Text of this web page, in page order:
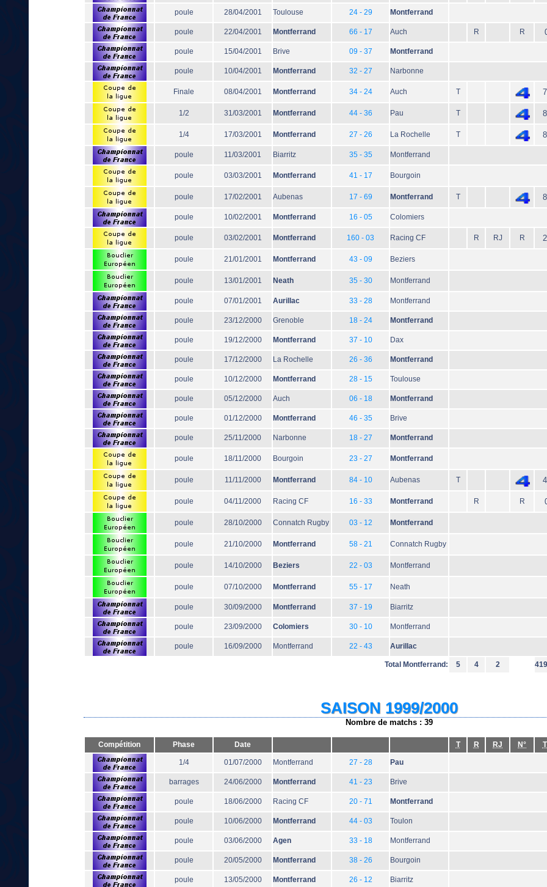
poule 28/04/2001 Toulouse 24 - 29 Montferrand
poule 22/04/2001 Montferrand 66 - 17 Auch R R
poule 15/04/2001 Brive 09 - 37 Montferrand
poule 10/04/2001 Montferrand 32 - 27 Narbonne
Finale 08/04/2001 Montferrand 34 - 24 Auch T
1/2 31/03/2001 Montferrand 44 - 36 Pau T
1/4 17/03/2001 Montferrand 27 - 26 La Rochelle T
poule 11/03/2001 Biarritz 35 - 35 Montferrand
poule 03/03/2001 Montferrand 41 - 17 Bourgoin
poule 17/02/2001 Aubenas 17 - 69 Montferrand T
poule 10/02/2001 Montferrand 16 - 05 Colomiers
poule 03/02/2001 Montferrand 160 - 03 Racing CF R RJ R
poule 21/01/2001 Montferrand 43 - 09 Beziers
poule 13/01/2001 Neath 35 - 30 Montferrand
poule 07/01/2001 Aurillac 33 - 28 Montferrand
poule 23/12/2000 Grenoble 18 - 24 Montferrand
poule 19/12/2000 Montferrand 37 - 10 Dax
poule 17/12/2000 La Rochelle 26 - 36 Montferrand
poule 10/12/2000 Montferrand 28 - 15 Toulouse
poule 05/12/2000 Auch 06 - 18 Montferrand
poule 01/12/2000 Montferrand 46 - 35 Brive
poule 25/11/2000 Narbonne 18 - 27 Montferrand
poule 18/11/2000 Bourgoin 23 - 27 Montferrand
poule 11/11/2000 Montferrand 84 - 10 Aubenas T
poule 04/11/2000 Racing CF 16 - 33 Montferrand R R
poule 28/10/2000 Connatch Rugby 03 - 12 Montferrand
poule 21/10/2000 Montferrand 58 - 21 Connatch Rugby
poule 14/10/2000 Beziers 22 - 03 Montferrand
poule 07/10/2000 Montferrand 55 - 17 Neath
poule 30/09/2000 Montferrand 37 - 19 Biarritz
poule 23/09/2000 Colomiers 30 - 10 Montferrand
poule 16/09/2000 Montferrand 22 - 43 Aurillac
Total Montferrand: 5 4 2
SAISON 1999/2000
Nombre de matchs : 39
Compétition Phase Date T R RJ N°
1/4 01/07/2000 Montferrand 27 - 28 Pau
barrages 24/06/2000 Montferrand 41 - 23 Brive
poule 18/06/2000 Racing CF 20 - 71 Montferrand
poule 10/06/2000 Montferrand 44 - 03 Toulon
poule 03/06/2000 Agen 33 - 18 Montferrand
poule 20/05/2000 Montferrand 38 - 26 Bourgoin
poule 13/05/2000 Montferrand 26 - 12 Biarritz